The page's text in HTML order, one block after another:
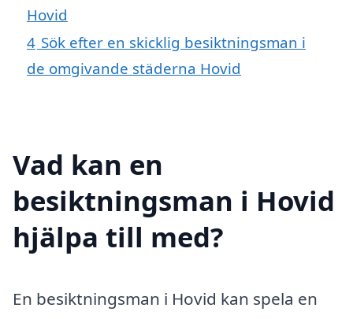
Hovid
4 Sök efter en skicklig besiktningsman i
de omgivande städerna Hovid
Vad kan en
besiktningsman i Hovid
hjälpa till med?
En besiktningsman i Hovid kan spela en